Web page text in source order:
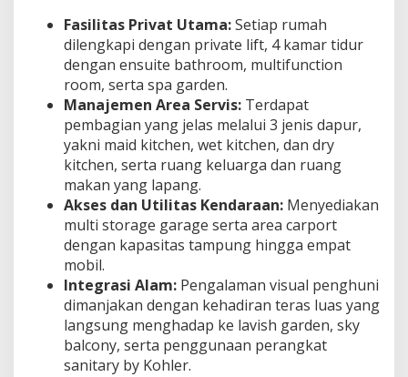
Fasilitas Privat Utama:Setiap rumah
dilengkapi dengan private lift, 4 kamar tidur
dengan ensuite bathroom, multifunction
room, serta spa garden.
Manajemen Area Servis: Terdapat
pembagian yang jelas melalui 3 jenis dapur,
yakni maid kitchen, wet kitchen, dan dry
kitchen, serta ruang keluarga dan ruang
makan yang lapang.
Akses dan Utilitas Kendaraan: Menyediakan
multi storage garage serta area carport
dengan kapasitas tampung hingga empat
mobil.
Integrasi Alam: Pengalaman visual penghuni
dimanjakan dengan kehadiran teras luas yang
langsung menghadap ke lavish garden, sky
balcony, serta penggunaan perangkat
sanitary by Kohler.